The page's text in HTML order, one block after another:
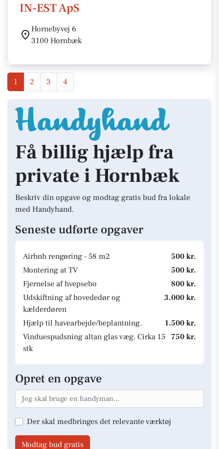
IN-EST ApS
Hornebyvej 6
3100 Hornbæk
1 2 3 4
Få billig hjælp fra
private i Hornbæk
Beskriv din opgave og modtag gratis bud fra lokale
med Handyhand.
Seneste udførte opgaver
Airbnb rengøring - 58 m2
500 kr.
Montering at TV
500 kr.
Fjernelse af hvepsebo
800 kr.
Udskiftning af hovededør og
kælderdøren
3.000 kr.
Hjælp til havearbejde/beplantning.
1.500 kr.
Vinduespudsning altan glas væg. Cirka 15
stk
750 kr.
Opret en opgave
Der skal medbringes det relevante værktøj
Modtag bud gratis